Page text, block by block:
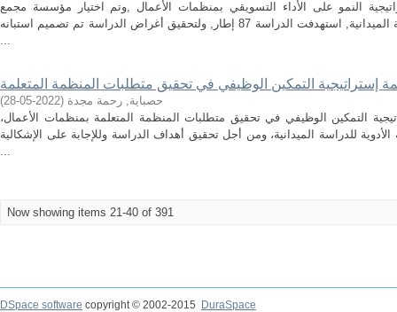
النمو على الأداء التسويقي بمنظمات الأعمال ,وتم اختيار مؤسسة مجمع
الصناعات الغذائية الأغواط للحبوب للدراسة الميدانية, استهدفت الدراسة 87 إطار, ولتحقيق أغراض الدراسة تم تصميم استبانه
...
إستراتيجية التمكين الوظيفي في تحقيق متطلبات المنظمة المتعلمة
حصباية, رحمة مجدة (
2022-05-28
)
التمكين الوظيفي في تحقيق متطلبات المنظمة المتعلمة بمنظمات الأعمال،
للدراسة الميدانية، ومن أجل تحقيق أهداف الدراسة وللإجابة على الإشكالية
...
Now showing items 21-40 of 391
DSpace software copyright © 2002-2015 DuraSpace